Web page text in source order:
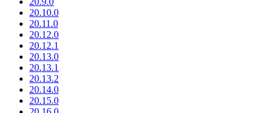
20.10.0
20.11.0
20.12.0
20.12.1
20.13.0
20.13.1
20.13.2
20.14.0
20.15.0